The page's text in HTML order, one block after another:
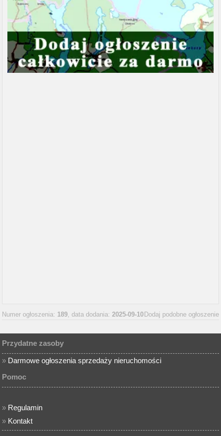
Numer ogłoszenia: 189, data dodania:2025-09-10 Dodaj podobne ogłoszenie
Przydatne zasoby
» Darmowe ogłoszenia sprzedaży nieruchomości
Pomoc
» Regulamin
» Kontakt